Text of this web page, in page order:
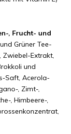
, Frucht- und
Grüner Tee-
Zwiebel-Extrakt,
und
Saft, Acerola-
, Zimt-,
, Himbeere-,